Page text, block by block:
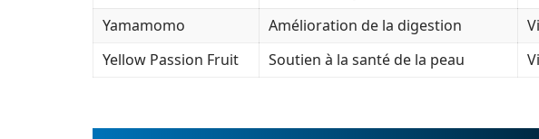
Yamamomo
Amélioration de la digestion
Yellow Passion Fruit
Soutien à la santé de la peau